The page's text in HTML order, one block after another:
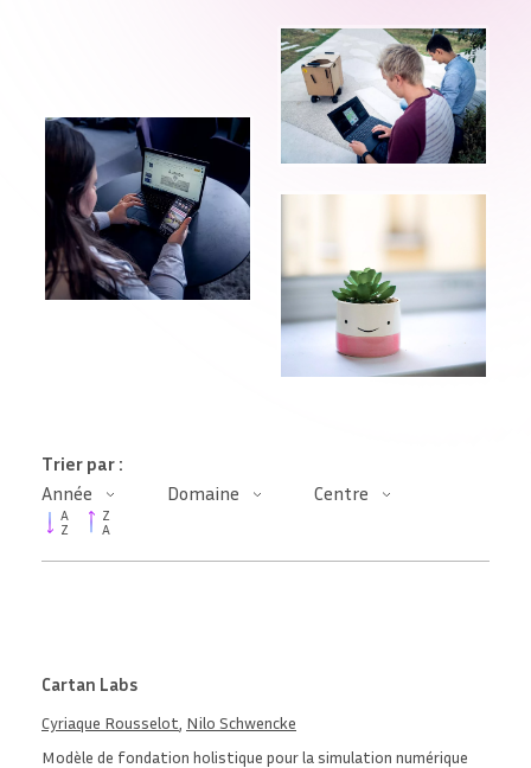
Trier par :
Année
Domaine Centre
A
Z
Z
A
Cartan Labs
Cyriaque Rousselot Nilo Schwencke
Modèle de fondation holistique pour la simulation numérique